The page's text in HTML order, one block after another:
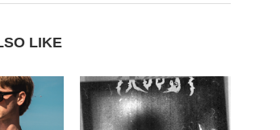
LIKE